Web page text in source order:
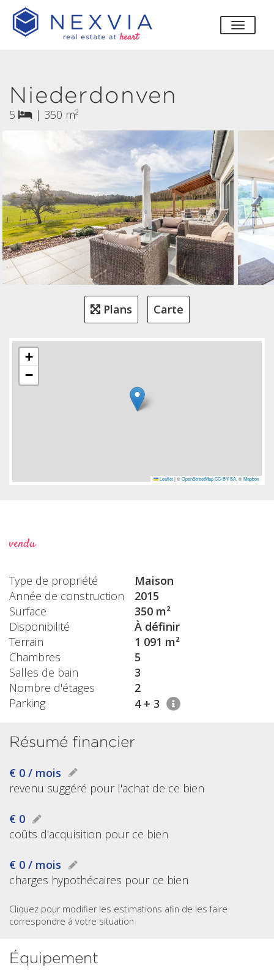
Niederdonven
5 | 350 m²
Plans Carte
+
−
Leaflet |©OpenStreetMap CC-BY-SA, ©Mapbox
vendu
Type de propriété
Maison
Année de construction
2015
Surface
350 m²
Disponibilité
À définir
Terrain
1 091 m²
Chambres
5
Salles de bain
3
Nombre d'étages
2
Parking
4 + 3
Résumé financier
€ 0 / mois
revenu suggéré pour l'achat de ce bien
€ 0
coûts d'acquisition pour ce bien
€ 0 / mois
charges hypothécaires pour ce bien
Cliquez pour modifier les estimations afin de les faire
correspondre à votre situation
Équipement